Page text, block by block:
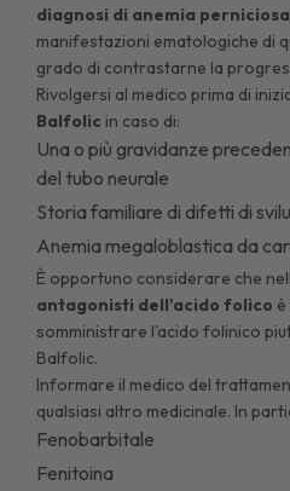
diagnosi di anemia perniciosa
manifestazioni ematologiche di
grado di contrastarne la
Rivolgersi al medico prima di
Balfolic in caso di:
Una o più gravidanze
del tubo neurale
Storia familiare di difetti di
Anemia megaloblastica da
È opportuno considerare che
antagonisti dell'acido folico
somministrare l'acido folinico
Balfolic.
Informare il medico del
qualsiasi altro medicinale. In
Fenobarbitale
Fenitoina